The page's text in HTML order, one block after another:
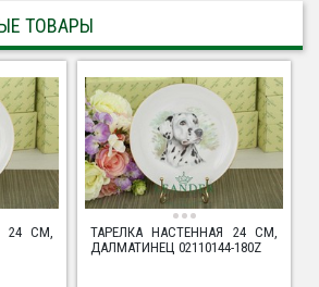
ТОВАРЫ
24 СМ,
ТАРЕЛКА НАСТЕННАЯ 24 СМ,
ДАЛМАТИНЕЦ 02110144-180Z